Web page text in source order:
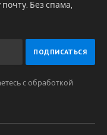
Без спама,
с обработкой